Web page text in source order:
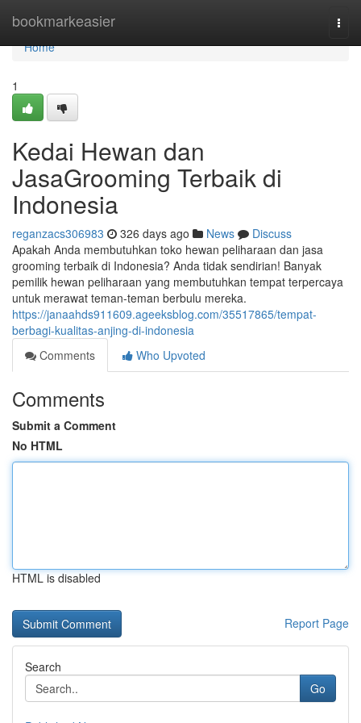
bookmarkeasier
Home
Home
1
Kedai Hewan dan
JasaGrooming Terbaik di
Indonesia
reganzacs306983 326 days ago News
Discuss
Apakah Anda membutuhkan toko hewan peliharaan dan jasa
grooming terbaik di Indonesia? Anda tidak sendirian! Banyak
pemilik hewan peliharaan yang membutuhkan tempat terpercaya
untuk merawat teman-teman berbulu mereka.
https://janaahds911609.ageeksblog.com/35517865/tempat-
berbagi-kualitas-anjing-di-indonesia
Comments
Who Upvoted
Comments
Submit a Comment
No HTML
HTML is disabled
Report Page
Search
Go